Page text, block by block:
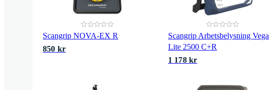
Scangrip NOVA-EX R
850 kr
Scangrip Arbetsbelysning Vega
Lite 2500 C+R
1 178 kr